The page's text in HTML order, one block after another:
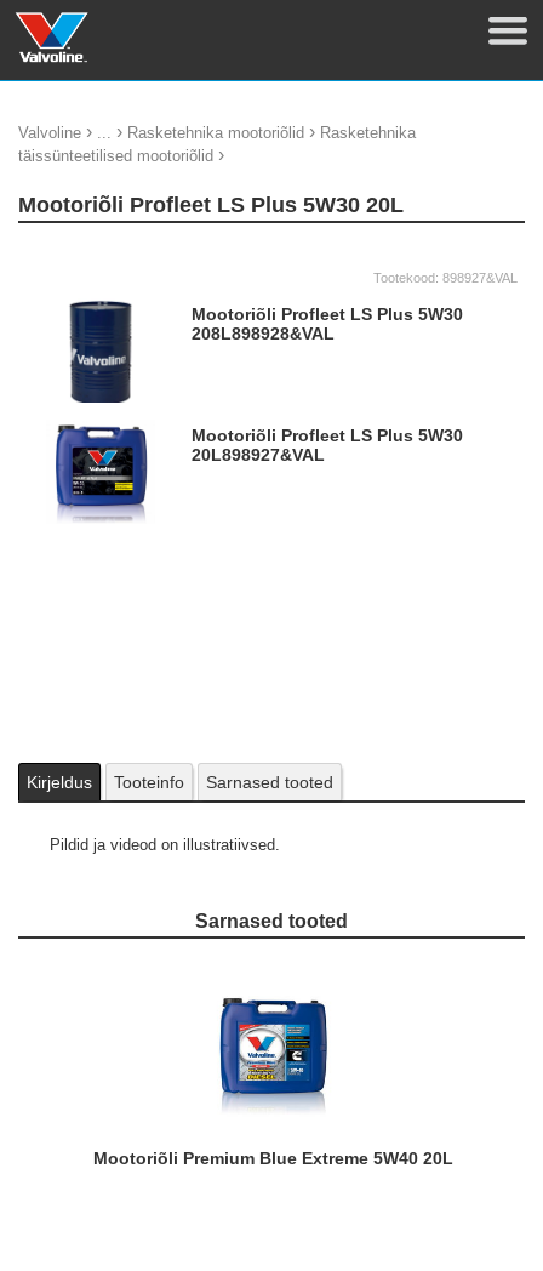
Valvoline › ... › Rasketehnika mootoriõlid › Rasketehnika
täissünteetilised mootoriõlid ›
Mootoriõli Profleet LS Plus 5W30 20L
Tootekood: 898927&VAL
Mootoriõli Profleet LS Plus 5W30
208L898928&VAL
Mootoriõli Profleet LS Plus 5W30
20L898927&VAL
Kirjeldus Tooteinfo Sarnased tooted
Pildid ja videod on illustratiivsed.
Sarnased tooted
Mootoriõli Premium Blue Extreme 5W40 20L